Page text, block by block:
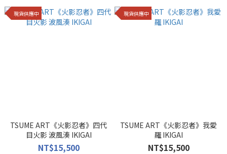
現貨供應中
TSUME ART《火影忍者》四代
目火影 波風湊 IKIGAI
NT$15,500
現貨供應中
TSUME ART《火影忍者》我愛
羅 IKIGAI
NT$15,500